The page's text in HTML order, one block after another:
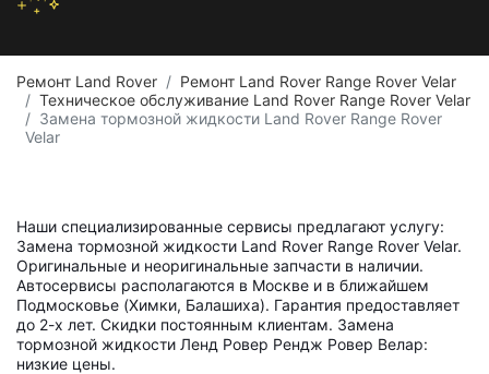
Ремонт Land Rover
Ремонт Land Rover Range Rover Velar
Техническое обслуживание Land Rover Range Rover Velar
Замена тормозной жидкости Land Rover Range Rover
Velar
Наши специализированные сервисы предлагают услугу:
Замена тормозной жидкости Land Rover Range Rover Velar.
Оригинальные и неоригинальные запчасти в наличии.
Автосервисы располагаются в Москве и в ближайшем
Подмосковье (Химки, Балашиха). Гарантия предоставляет
до 2-х лет. Скидки постоянным клиентам. Замена
тормозной жидкости Ленд Ровер Рендж Ровер Велар:
низкие цены.